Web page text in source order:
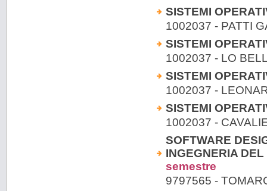
SISTEMI
1002037 - PATTI
SISTEMI
1002037 - LO
SISTEMI
1002037 -
SISTEMI
1002037 -
SOFTWARE
INGEGNERIA
semestre
9797565 -